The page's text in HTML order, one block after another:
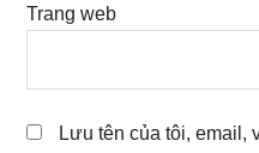
Trang web
Lưu tên của tôi, email,